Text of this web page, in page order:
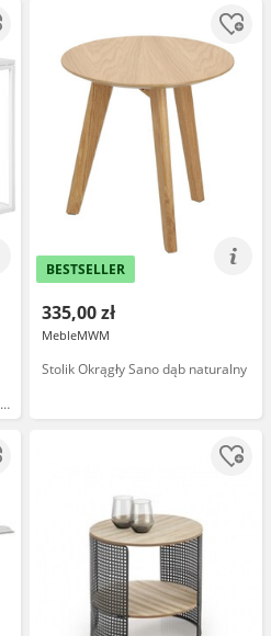
BESTSELLER
335,00 zł
MebleMWM
Stolik Okrągły Sano dąb naturalny